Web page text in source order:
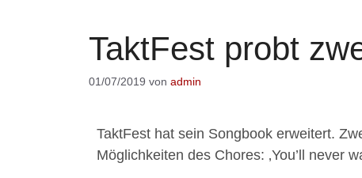
TaktFest probt
01/07/2019 von admin
TaktFest hat sein Songbook erweitert.
Möglichkeiten des Chores: ‚You’ll never